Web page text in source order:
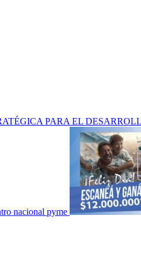
PARA EL
nacional pyme